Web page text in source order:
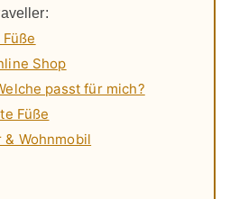
Shop
passt für mich?
Füße
& Wohnmobil